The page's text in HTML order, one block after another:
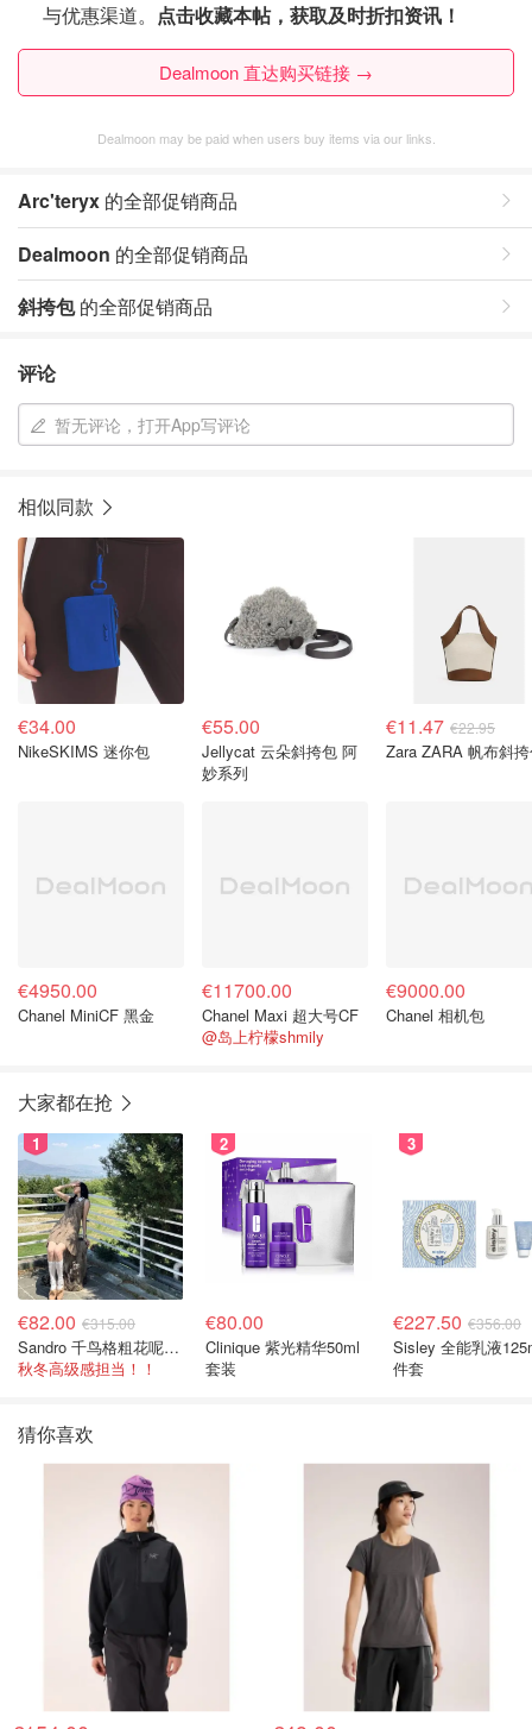
与优惠渠道。 点击收藏本帖，获取及时折扣资讯！
Dealmoon 直达购买链接 →
Dealmoon may be paid when users buy items via our links.
Arc'teryx 的全部促销商品
Dealmoon 的全部促销商品
斜挎包的全部促销商品
评论
暂无评论，打开App写评论
相似同款
€34.00
NikeSKIMS 迷你包
€55.00
Jellycat 云朵斜挎包 阿
妙系列
€11.47 €22.95
Zara ZARA 帆布斜
€4950.00
Chanel MiniCF 黑金
€11700.00
Chanel Maxi 超大号CF
@岛上柠檬shmily
€9000.00
Chanel 相机包
大家都在抢
1
€82.00 €315.00
Sandro 千鸟格粗花呢连衣裙
秋冬高级感担当！！
2
€80.00
Clinique 紫光精华50ml
套装
3
€227.50 €356.00
Sisley 全能乳液
件套
猜你喜欢